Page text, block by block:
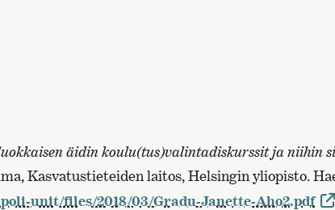
äidin koulu(tus)valintadiskurssit ja niihin
Kasvatustieteiden laitos, Helsingin yliopisto.
unit/files/2018/03/Gradu-Janette-Aho2.pdf